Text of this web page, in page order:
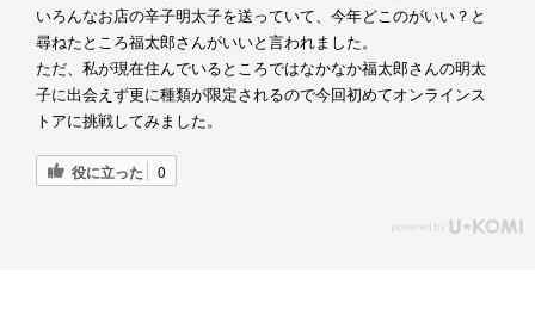
いろんなお店の辛子明太子を送っていて、今年どこのがいい？と
尋ねたところ福太郎さんがいいと言われました。
ただ、私が現在住んでいるところではなかなか福太郎さんの明太
子に出会えず更に種類が限定されるので今回初めてオンラインス
トアに挑戦してみました。
役に立った 0